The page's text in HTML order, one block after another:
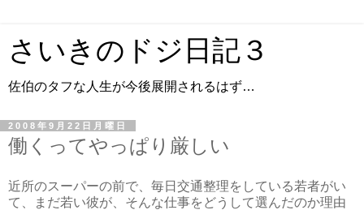
さいきのドジ日記３
佐伯のタフな人生が今後展開されるはず…
2008年9月22日月曜日
働くってやっぱり厳しい
近所のスーパーの前で、毎日交通整理をしている若者がい
て、まだ若い彼が、そんな仕事をどうして選んだのか理由